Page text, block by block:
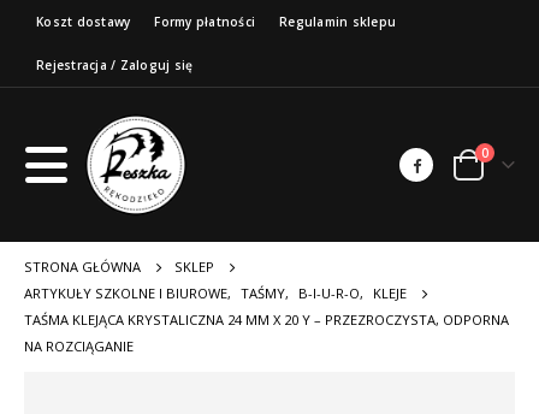
Koszt dostawy Formy płatności Regulamin sklepu
Rejestracja / Zaloguj się
0
STRONA GŁÓWNA
SKLEP
ARTYKUŁY SZKOLNE I BIUROWE, TAŚMY, B-I-U-R-O,
KLEJE
TAŚMA KLEJĄCA KRYSTALICZNA 24 MM X 20 Y – PRZEZROCZYSTA, ODPORNA
NA ROZCIĄGANIE